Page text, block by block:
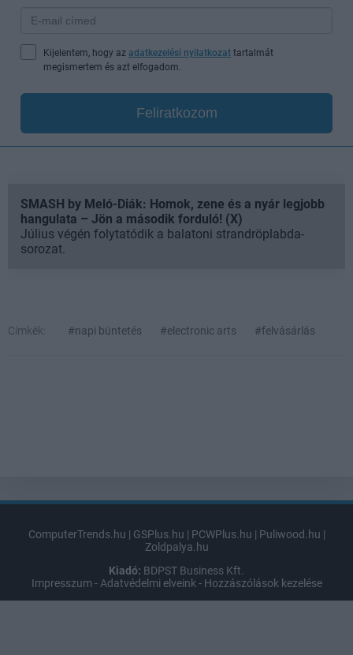
Kijelentem, hogy az adatkezelési nyilatkozat tartalmát
megismertem és azt elfogadom.
Feliratkozom
SMASH by Meló-Diák: Homok, zene és a nyár legjobb
hangulata – Jön a második forduló! (X)
Július végén folytatódik a balatoni strandröplabda-
sorozat.
Címkék: #napi büntetés #electronic arts #felvásárlás
ComputerTrends.hu | GSPlus.hu | PCWPlus.hu | Puliwood.hu |
Zoldpalya.hu
Kiadó: BDPST Business Kft.
Impresszum - Adatvédelmi elveink - Hozzászólások kezelése